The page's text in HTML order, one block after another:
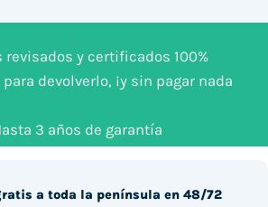
y certificados 100%
devolverlo, ¡y sin pagar nada
3 años de garantía
a toda la península en 48/72